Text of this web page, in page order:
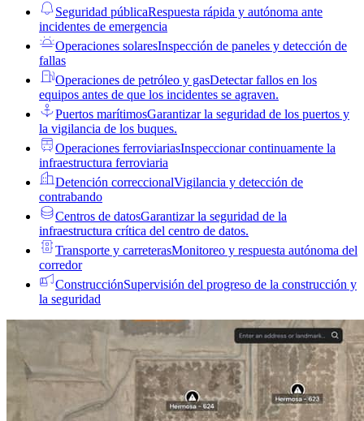
Seguridad públicaRespuesta rápida y autónoma ante
incidentes de emergencia
Operaciones solaresInspección de paneles y detección de
fallas
Operaciones de petróleo y gasDetectar fallos en los
equipos antes de que los incidentes se agraven.
Puertos marítimosGarantizar la seguridad de los puertos y
la vigilancia de los buques.
Operaciones ferroviariasInspeccionar continuamente la
infraestructura ferroviaria
Detención correccionalVigilancia y detección de
contrabando
Centros de datosGarantizar la seguridad de la
infraestructura crítica del centro de datos.
Transporte y carreterasMonitoreo y respuesta autónoma del
corredor
ConstrucciónSupervisión del progreso de la construcción y
la seguridad